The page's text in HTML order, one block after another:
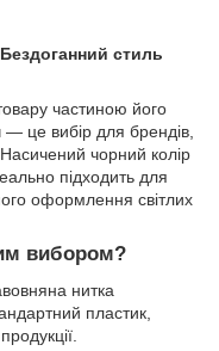
стиль
частиною його
це вибір для брендів,
Насичений чорний колір
підходить для
оформлення світлих
вибором?
нитка
пластик,